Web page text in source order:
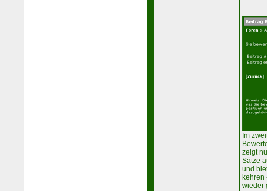
Im
zeigt
Sätze
und
kehren
wieder